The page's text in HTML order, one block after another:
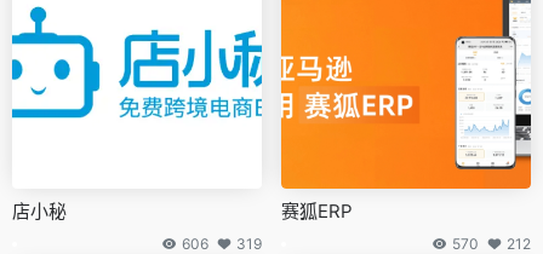
店小秘
606 319
赛狐ERP
570 212